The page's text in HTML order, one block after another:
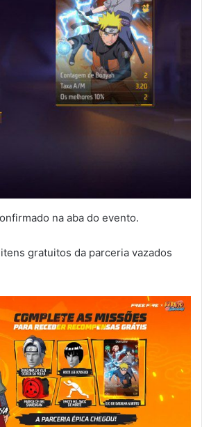
na aba do evento.
gratuitos da parceria vazados